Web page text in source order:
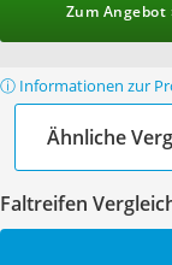
Zum Angebot
ⓘ Informationen zur
Ähnliche
Faltreifen